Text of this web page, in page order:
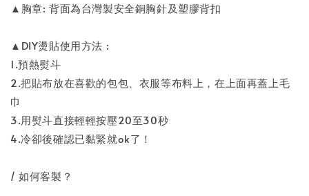
▲胸章: 背面為台灣製安全銅胸針及塑膠背扣
▲DIY燙貼使用方法 :
1.預熱熨斗
2.把貼布放在喜歡的包包、衣服等布料上，在上面再蓋上毛
巾
3.用熨斗直接輕輕按壓20至30秒
4.冷卻後確認已黏緊就ok了！
/ 如何客製？